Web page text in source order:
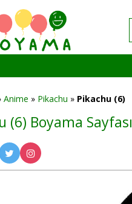
Anime » Pikachu » Pikachu (6)
(6) Boyama Sayfası